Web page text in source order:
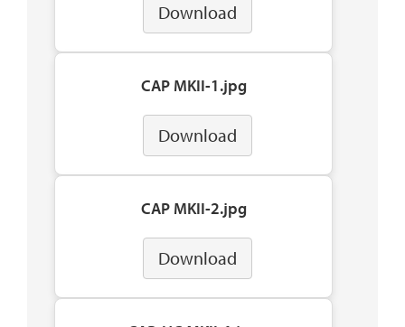
Download
CAP MKII-1.jpg
Download
CAP MKII-2.jpg
Download